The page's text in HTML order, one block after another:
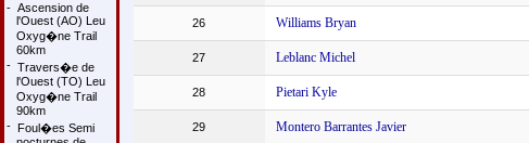
- Ascension de
l'Ouest (AO) Leu
Oxyg�ne Trail
60km
- Travers�e de
l'Ouest (TO) Leu
Oxyg�ne Trail
90km
- Foul�es Semi
26 Williams Bryan
27 Leblanc Michel
28 Pietari Kyle
29 Montero Barrantes Javier